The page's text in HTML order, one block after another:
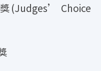
(Judges’ Choice